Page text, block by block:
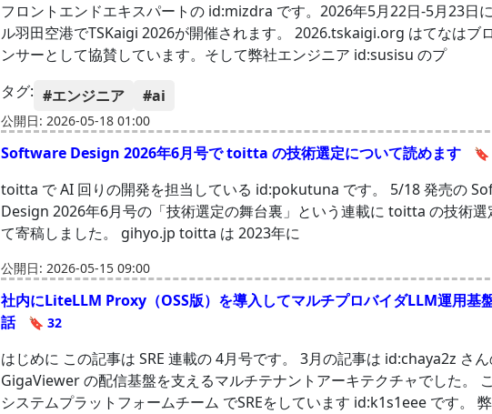
フロントエンドエキスパートの id:mizdra です。2026年5月22日-5月23日
ル羽田空港でTSKaigi 2026が開催されます。 2026.tskaigi.org はてなはブ
ンサーとして協賛しています。そして弊社エンジニア id:susisu のプ
タグ: #エンジニア #ai
公開日: 2026-05-18 01:00
Software Design 2026年6月号で toitta の技術選定について読めます 🔖
toitta で AI 回りの開発を担当している id:pokutuna です。 5/18 発売の
Design 2026年6月号の「技術選定の舞台裏」という連載に toitta の技術選
て寄稿しました。 gihyo.jp toitta は 2023年に
公開日: 2026-05-15 09:00
社内にLiteLLM Proxy（OSS版）を導入してマルチプロバイダLLM運用基
話
🔖 32
はじめに この記事は SRE 連載の 4月号です。 3月の記事は id:chaya2z さ
GigaViewer の配信基盤を支えるマルチテナントアーキテクチャでした。
システムプラットフォームチーム でSREをしています id:k1s1eee です。